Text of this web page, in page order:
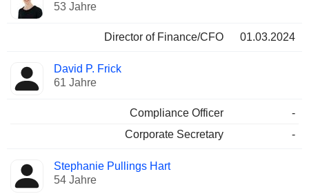
53 Jahre
Director of Finance/CFO 01.03.2024
David P. Frick
61 Jahre
Compliance Officer
-
Corporate Secretary
-
Stephanie Pullings Hart
54 Jahre